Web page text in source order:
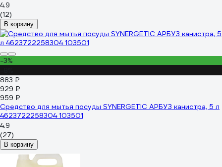
4.9
(12)
В корзину
-3%
883 ₽
929 ₽
959 ₽
Средство для мытья посуды SYNERGETIC АРБУЗ канистра, 5 л
4623722258304 103501
4.9
(27)
В корзину